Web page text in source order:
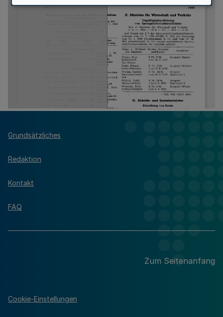
Grundsätzliches
Redaktion
Kontakt
FAQ
Zum Seitenanfang
Cookie-Einstellungen